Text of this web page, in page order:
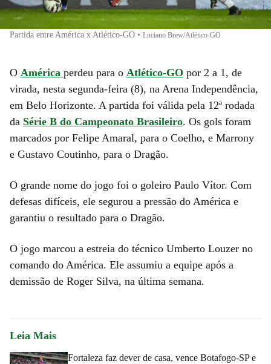
Partida entre América x Atlético-GO • Luciano Brew/Atlético-GO
O América perdeu para o Atlético-GO por 2 a 1, de
virada, nesta segunda-feira (8), na Arena Independência,
em Belo Horizonte. A partida foi válida pela 12ª rodada
da Série B do Campeonato Brasileiro. Os gols foram
marcados por Felipe Amaral, para o Coelho, e Marrony
e Gustavo Coutinho, para o Dragão.
O grande nome do jogo foi o goleiro Paulo Vítor. Com
defesas difíceis, ele segurou a pressão do América e
garantiu o resultado para o Dragão.
O jogo marcou a estreia do técnico Umberto Louzer no
comando do América. Ele assumiu a equipe após a
demissão de Roger Silva, na última semana.
Leia Mais
Fortaleza faz dever de casa, vence Botafogo-SP e